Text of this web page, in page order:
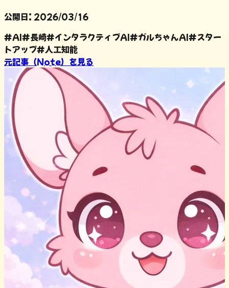
公開日: 2026/03/16
#AI#長崎#インタラクティブAI#ガルちゃんAI#スター
トアップ#人工知能
元記事（Note）を見る